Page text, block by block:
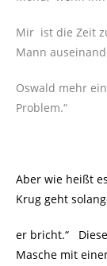
Mir ist die Zeit
Mann
Oswald mehr
Problem.“
Aber wie heißt
Krug geht
er bricht.“
Masche mit